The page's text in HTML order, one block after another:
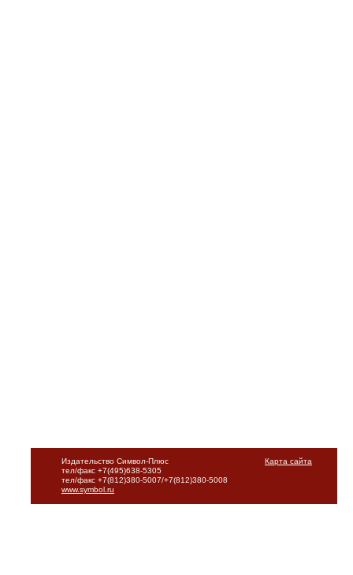
Карта сайта
Издательство Символ-Плюс
тел/факс +7(495)638-5305
тел/факс +7(812)380-5007/+7(812)380-5008
www.symbol.ru